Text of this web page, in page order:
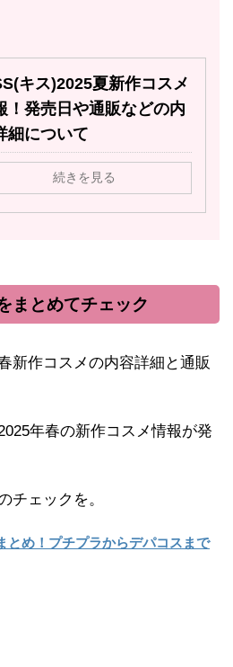
キス)2025夏新作コスメ
！発売日や通販などの内
細について
続きを見る
まとめてチェック
新作コスメの内容詳細と通販
年春の新作コスメ情報が発
チェックを。
とめ！プチプラからデパコスまで